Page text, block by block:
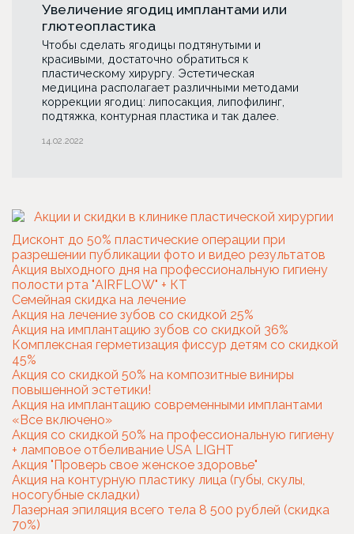
Увеличение ягодиц имплантами или
глютеопластика
Чтобы сделать ягодицы подтянутыми и
красивыми, достаточно обратиться к
пластическому хирургу. Эстетическая
медицина располагает различными методами
коррекции ягодиц: липосакция, липофилинг,
подтяжка, контурная пластика и так далее.
14.02.2022
Дисконт до 50% пластические операции при
разрешении публикации фото и видео результатов
Акция выходного дня на профессиональную гигиену
полости рта "AIRFLOW" + КТ
Семейная скидка на лечение
Акция на лечение зубов со скидкой 25%
Акция на имплантацию зубов со скидкой 36%
Комплексная герметизация фиссур детям со скидкой
45%
Акция со скидкой 50% на композитные виниры
повышенной эстетики!
Акция на имплантацию современными имплантами
«Все включено»
Акция со скидкой 50% на профессиональную гигиену
+ ламповое отбеливание USA LIGHT
Акция "Проверь свое женское здоровье"
Акция на контурную пластику лица (губы, скулы,
носогубные складки)
Лазерная эпиляция всего тела 8 500 рублей (скидка
70%)